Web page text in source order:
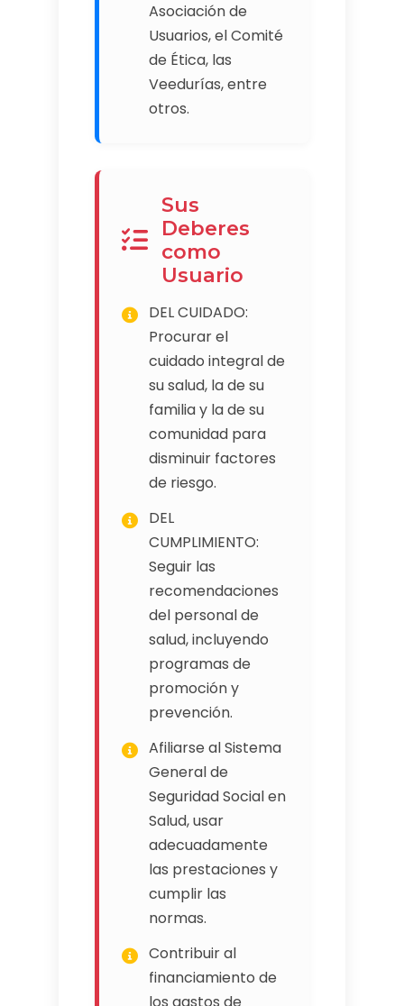
Asociación de
Usuarios, el Comité
de Ética, las
Veedurías, entre
otros.
Sus
Deberes
como
Usuario
DEL CUIDADO:
Procurar el
cuidado integral de
su salud, la de su
familia y la de su
comunidad para
disminuir factores
de riesgo.
DEL
CUMPLIMIENTO:
Seguir las
recomendaciones
del personal de
salud, incluyendo
programas de
promoción y
prevención.
Afiliarse al Sistema
General de
Seguridad Social en
Salud, usar
adecuadamente
las prestaciones y
cumplir las
normas.
Contribuir al
financiamiento de